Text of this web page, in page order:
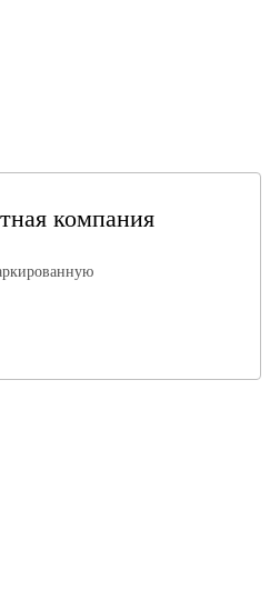
компания